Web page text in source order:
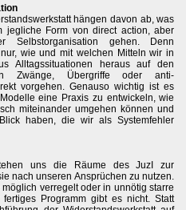
hängen davon ab, was
jegliche Form von direct action, aber
gehen. Denn
wie und mit welchen Mitteln wir in
Alltagssituationen heraus auf den
Zwänge, Übergriffe oder anti-
vorgehen. Genauso wichtig ist es
eine Praxis zu entwickeln, wie
miteinander umgehen können und
haben, die wir als Systemfehler
uns die Räume des JuzI zur
nach unseren Ansprüchen zu nutzen.
verregelt oder in unnötig starre
Programm gibt es nicht. Statt